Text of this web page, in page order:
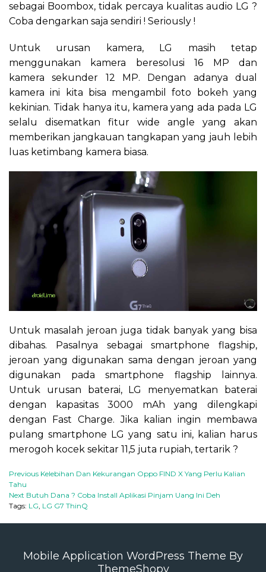
sebagai Boombox, tidak percaya kualitas audio LG ?
Coba dengarkan saja sendiri ! Seriously !
Untuk urusan kamera, LG masih tetap
menggunakan kamera beresolusi 16 MP dan
kamera sekunder 12 MP. Dengan adanya dual
kamera ini kita bisa mengambil foto bokeh yang
kekinian. Tidak hanya itu, kamera yang ada pada LG
selalu disematkan fitur wide angle yang akan
memberikan jangkauan tangkapan yang jauh lebih
luas ketimbang kamera biasa.
Untuk masalah jeroan juga tidak banyak yang bisa
dibahas. Pasalnya sebagai smartphone flagship,
jeroan yang digunakan sama dengan jeroan yang
digunakan pada smartphone flagship lainnya.
Untuk urusan baterai, LG menyematkan baterai
dengan kapasitas 3000 mAh yang dilengkapi
dengan Fast Charge. Jika kalian ingin membawa
pulang smartphone LG yang satu ini, kalian harus
merogoh kocek sekitar 11,5 juta rupiah, tertarik ?
Previous Kelebihan Dan Kekurangan Oppo FIND X Yang Perlu Kalian
Tahu
Next Butuh Dana ? Coba Install Aplikasi Pinjam Uang Ini Deh
Tags: LG, LG G7 ThinQ
Mobile Application WordPress Theme By
ThemeShopy